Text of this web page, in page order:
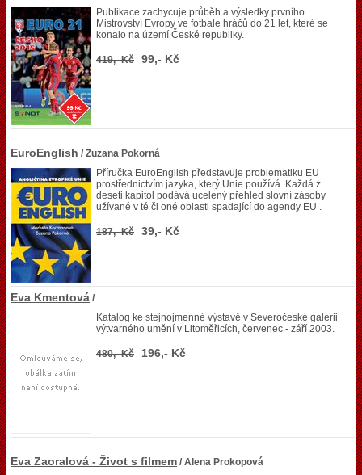
Publikace zachycuje průběh a výsledky prvního
Mistrovství Evropy ve fotbale hráčů do 21 let, které se
konalo na území České republiky.
419,- Kč 99,- Kč
EuroEnglish / Zuzana Pokorná
Příručka EuroEnglish představuje problematiku EU
prostřednictvím jazyka, který Unie používá. Každá z
deseti kapitol podává ucelený přehled slovní zásoby
užívané v té či oné oblasti spadající do agendy EU .
187,- Kč 39,- Kč
Eva Kmentová /
Katalog ke stejnojmenné výstavě v Severočeské galerii
výtvarného umění v Litoměřicích, červenec - září 2003.
480,- Kč 196,- Kč
Eva Zaoralová - Život s filmem / Alena Prokopová